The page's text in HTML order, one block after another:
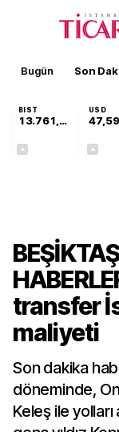
Bugün Son
BIST
13.761,13
USD
47,59
transfer
maliyeti
Son dakika
döneminde,
Keleş ile